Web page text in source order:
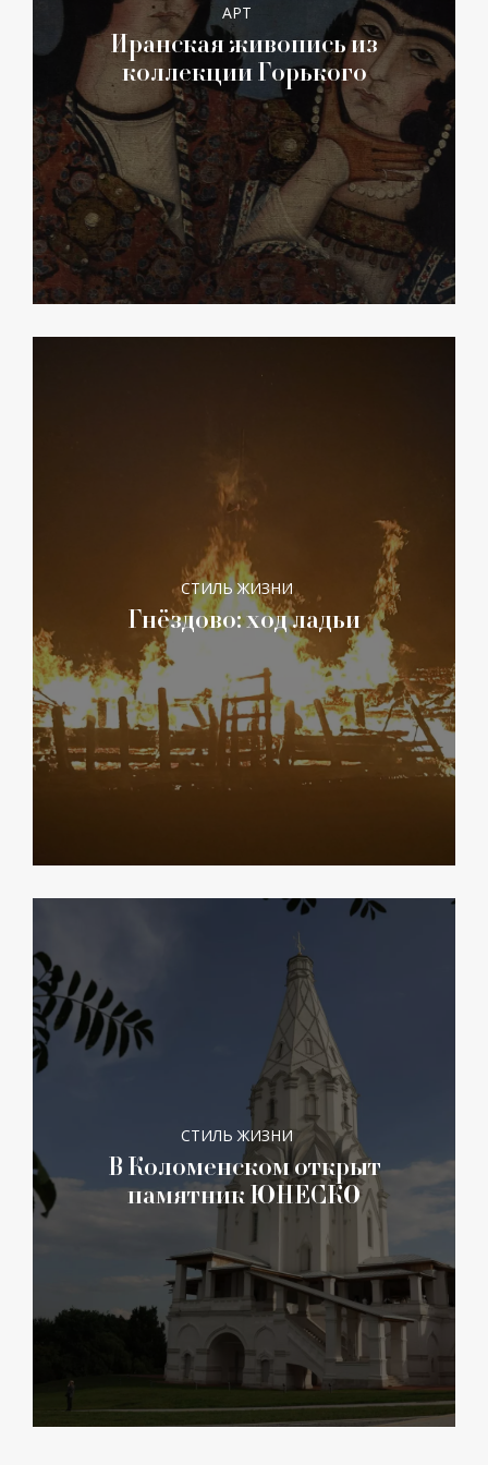
АРТ
Иранская живопись из
коллекции Горького
СТИЛЬ ЖИЗНИ
Гнёздово: ход ладьи
СТИЛЬ ЖИЗНИ
В Коломенском открыт
памятник ЮНЕСКО